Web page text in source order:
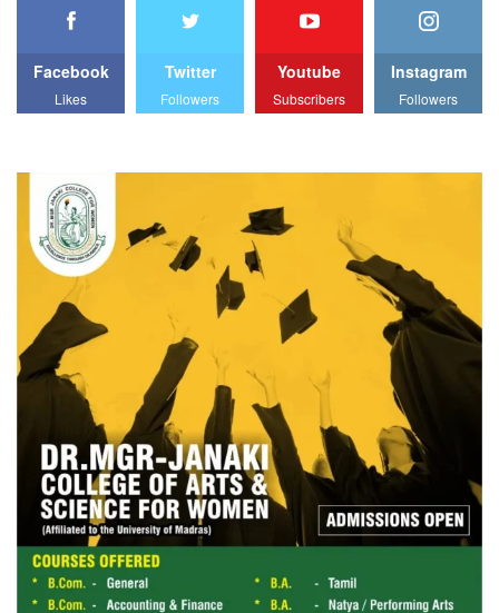
Facebook
Likes
Twitter
Followers
Youtube
Subscribers
Instagram
Followers